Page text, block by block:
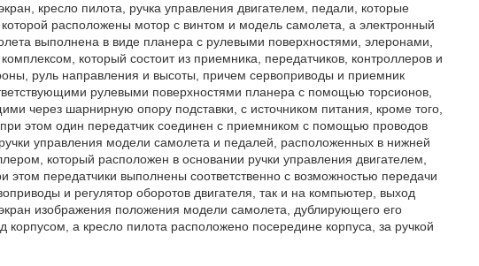
кресло пилота, ручка управления двигателем, педали, которые
расположены мотор с винтом и модель самолета, а электронный
выполнена в виде планера с рулевыми поверхностями, элеронами,
который состоит из приемника, передатчиков, контроллеров и
руль направления и высоты, причем сервоприводы и приемник
рулевыми поверхностями планера с помощью торсионов,
через шарнирную опору подставки, с источником питания, кроме того,
этом один передатчик соединен с приемником с помощью проводов
управления модели самолета и педалей, расположенных в нижней
который расположен в основании ручки управления двигателем,
этом передатчики выполнены соответственно с возможностью передачи
и регулятор оборотов двигателя, так и на компьютер, выход
изображения положения модели самолета, дублирующего его
а кресло пилота расположено посередине корпуса, за ручкой